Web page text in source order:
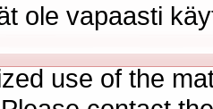
ole vapaasti
use of the